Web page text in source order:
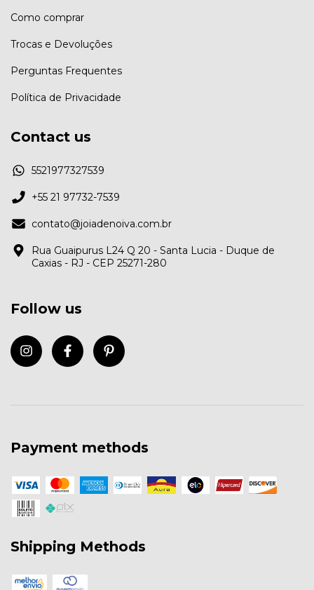
Como comprar
Trocas e Devoluções
Perguntas Frequentes
Política de Privacidade
Contact us
5521977327539
+55 21 97732-7539
contato@joiadenoiva.com.br
Rua Guaipurus L24 Q 20 - Santa Lucia - Duque de
Caxias - RJ - CEP 25271-280
Follow us
Payment methods
Shipping Methods